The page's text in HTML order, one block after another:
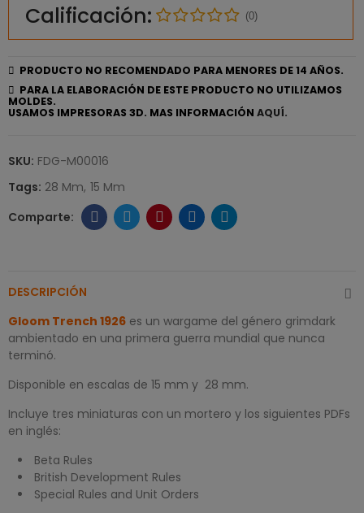
Calificación: (0)
PRODUCTO NO RECOMENDADO PARA MENORES DE 14 AÑOS.
PARA LA ELABORACIÓN DE ESTE PRODUCTO NO UTILIZAMOS
MOLDES.
USAMOS IMPRESORAS 3D. MAS INFORMACIÓN AQUÍ.
SKU: FDG-M00016
Tags: 28 Mm 15 Mm
DESCRIPCIÓN
Gloom Trench 1926 es un wargame del género grimdark
ambientado en una primera guerra mundial que nunca
terminó.
Disponible en escalas de 15 mm y 28 mm.
Incluye tres miniaturas con un mortero y los siguientes PDFs
en inglés:
Beta Rules
British Development Rules
Special Rules and Unit Orders